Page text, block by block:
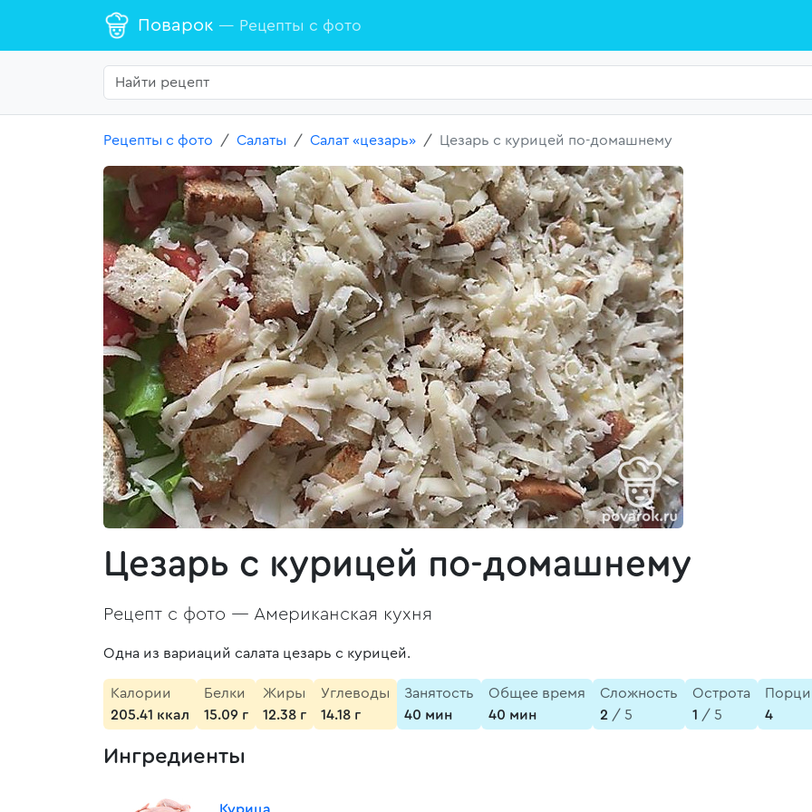
Поварок — Рецепты с фото
Рецепты с фото Салаты Салат «цезарь» Цезарь с курицей по-домашнему
Цезарь с курицей по-домашнему
Рецепт с фото — Американская кухня
Одна из вариаций салата цезарь с курицей.
Калории
205.41 ккал
Белки
15.09 г
Жиры
12.38 г
Углеводы
14.18 г
Занятость
40 мин
Общее время
40 мин
Сложность
2 / 5
Острота
1 / 5
4
Ингредиенты